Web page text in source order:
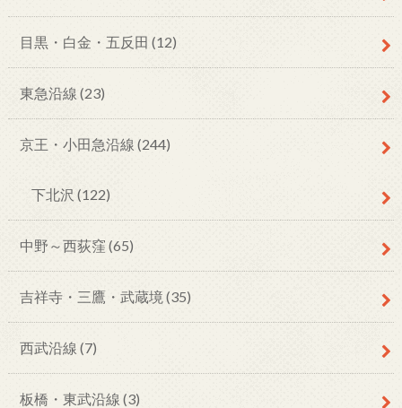
目黒・白金・五反田 (12)
東急沿線 (23)
京王・小田急沿線 (244)
下北沢 (122)
中野～西荻窪 (65)
吉祥寺・三鷹・武蔵境 (35)
西武沿線 (7)
板橋・東武沿線 (3)